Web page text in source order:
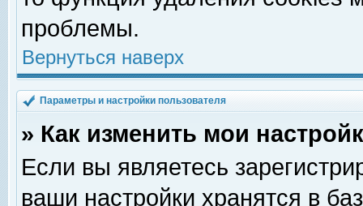
проблемы.
Вернуться наверх
Параметры и настройки пользователя
» Как изменить мои
Если вы являетесь
ваши настройки хранятся в